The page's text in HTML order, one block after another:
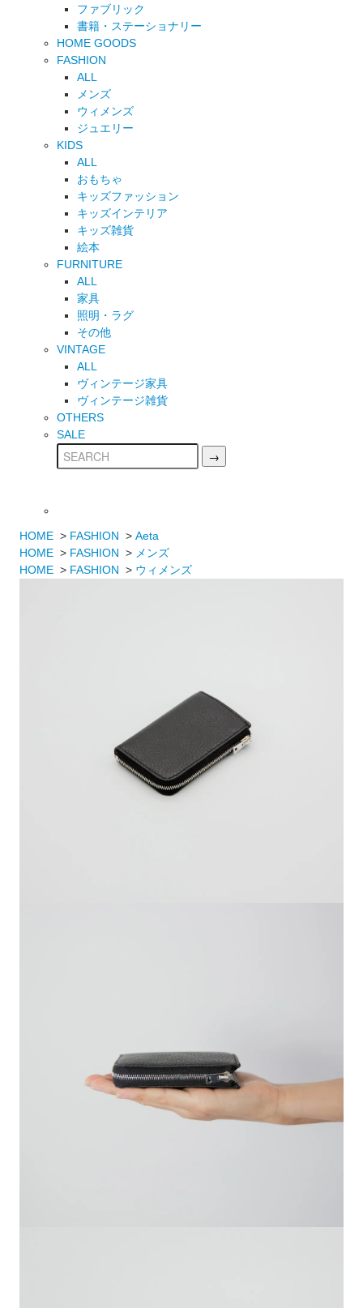
ファブリック
書籍・ステーショナリー
HOME GOODS
FASHION
ALL
メンズ
ウィメンズ
ジュエリー
KIDS
ALL
おもちゃ
キッズファッション
キッズインテリア
キッズ雑貨
絵本
FURNITURE
ALL
家具
照明・ラグ
その他
VINTAGE
ALL
ヴィンテージ家具
ヴィンテージ雑貨
OTHERS
SALE
HOME > FASHION >Aeta
HOME > FASHION > メンズ
HOME > FASHION > ウィメンズ